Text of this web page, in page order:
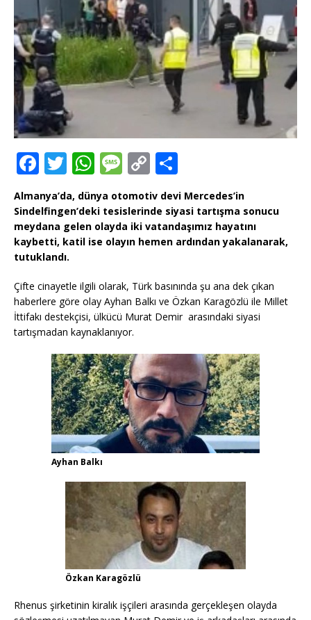
F
c
e
b
o
k
T
w
it
te
r
W
at
s
A
p
p
M
ss
a
g
e
C
o
p
y
Li
n
k
ei
le
n
Almanya’da, dünya otomotiv devi Mercedes’in
Sindelfingen’deki tesislerinde siyasi tartışma sonucu
meydana gelen olayda iki vatandaşımız hayatını
kaybetti, katil ise olayın hemen ardından yakalanarak,
tutuklandı.
Çifte cinayetle ilgili olarak, Türk basınında şu ana dek çıkan
haberlere göre olay Ayhan Balkı ve Özkan Karagözlü ile Millet
İttifakı destekçisi, ülkücü Murat Demir arasındaki siyasi
tartışmadan kaynaklanıyor.
Ayhan Balkı
Özkan Karagözlü
Rhenus şirketinin kiralık işçileri arasında gerçekleşen olayda